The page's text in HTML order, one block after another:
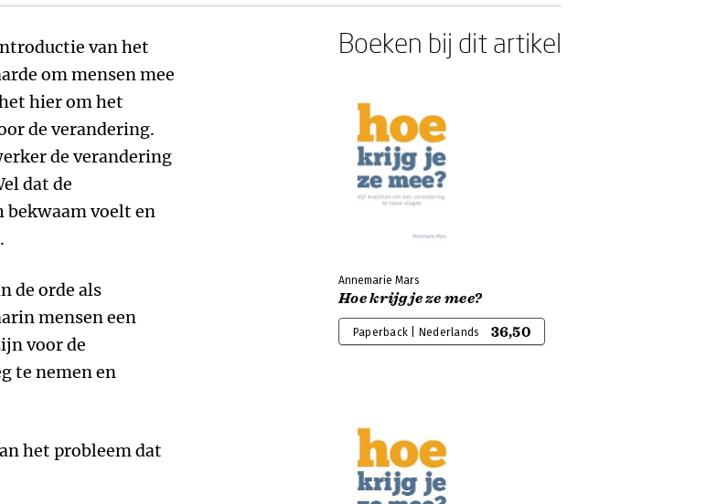
van het
om mensen mee
hier om het
de verandering.
de verandering
dat de
bekwaam voelt en
de orde als
mensen een
voor de
te nemen en
het probleem dat
Boeken bij dit artikel
Annemarie Mars
Hoe krijg je ze mee?
Paperback | Nederlands 36,50